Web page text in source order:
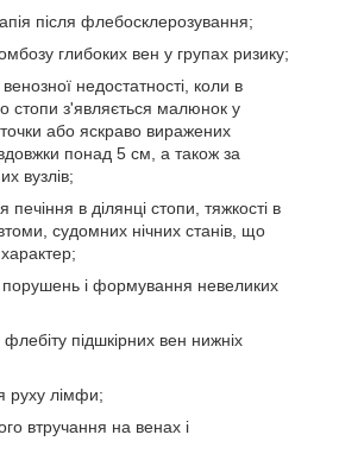
після флебосклерозування;
глибоких вен у групах ризику;
недостатності, коли в
стопи з'являється малюнок у
або яскраво виражених
понад 5 см, а також за
вузлів;
печіння в ділянці стопи, тяжкості в
судомних нічних станів, що
порушень і формування невеликих
флебіту підшкірних вен нижніх
руху лімфи;
втручання на венах і